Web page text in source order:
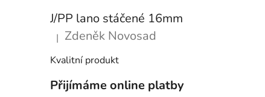
J/PP lano stáčené 16mm
Hodnocení produktu je 5 z 5 hvězdiček.
| Zdeněk Novosad
Kvalitní produkt
Přijímáme online platby